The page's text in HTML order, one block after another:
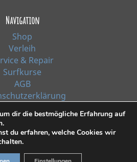
Navigation
Shop
Verleih
& Repair
Surfkurse
AGB
Ust. zzgl. Versandkosten
dir die bestmögliche Erfahrung auf
du erfahren, welche Cookies wir